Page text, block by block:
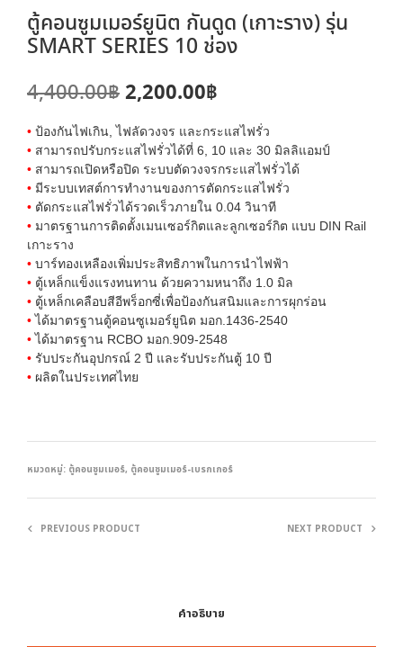
ตู้คอนซูมเมอร์ยูนิต กันดูด (เกาะราง) รุ่น
SMART SERIES 10 ช่อง
4,400.00฿Original
price
was:
4,400.00฿.
2,200.00฿
price
is:
2,200.00฿.
• ป้องกันไฟเกิน, ไฟลัดวงจร และกระแสไฟรั่ว
• สามารถปรับกระแสไฟรั่วได้ที่ 6, 10 และ 30 มิลลิแอมป์
• สามารถเปิดหรือปิด ระบบตัดวงจรกระแสไฟรั่วได้
• มีระบบเทสต์การทำงานของการตัดกระแสไฟรั่ว
• ตัดกระแสไฟรั่วได้รวดเร็วภายใน 0.04 วินาที
• มาตรฐานการติดตั้งเมนเซอร์กิตและลูกเซอร์กิต แบบ DIN Rail
เกาะราง
• บาร์ทองเหลืองเพิ่มประสิทธิภาพในการนำไฟฟ้า
• ตู้เหล็กแข็งแรงทนทาน ด้วยความหนาถึง 1.0 มิล
• ตู้เหล็กเคลือบสีอีพร็อกซี่เพื่อป้องกันสนิมและการผุกร่อน
•ได้มาตรฐานตู้คอนซูเมอร์ยูนิต มอก.1436-2540
•ได้มาตรฐาน RCBO มอก.909-2548
• รับประกันอุปกรณ์ 2 ปี และรับประกันตู้ 10 ปี
• ผลิตในประเทศไทย
หมวดหมู่: ตู้คอนซูมเมอร์, ตู้คอนซูมเมอร์-เบรกเกอร์
PREVIOUS PRODUCT NEXT PRODUCT
คำอธิบาย